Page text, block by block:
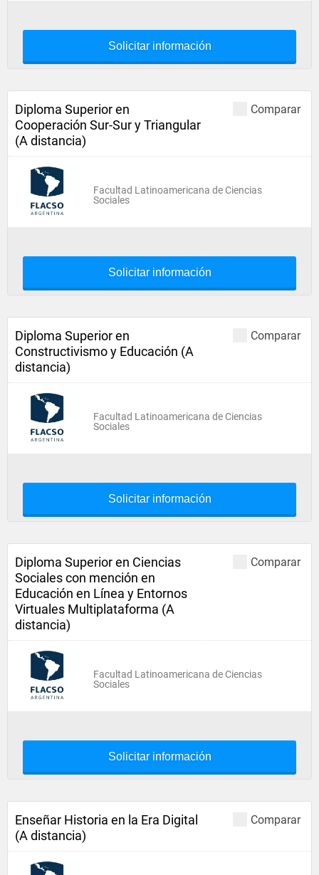
Solicitar información
Comparar
Diploma Superior en
Cooperación Sur-Sur y Triangular
(A distancia)
Facultad Latinoamericana de Ciencias
Sociales
Solicitar información
Comparar
Diploma Superior en
Constructivismo y Educación (A
distancia)
Facultad Latinoamericana de Ciencias
Sociales
Solicitar información
Comparar
Diploma Superior en Ciencias
Sociales con mención en
Educación en Línea y Entornos
Virtuales Multiplataforma (A
distancia)
Facultad Latinoamericana de Ciencias
Sociales
Solicitar información
Comparar
Enseñar Historia en la Era Digital
(A distancia)